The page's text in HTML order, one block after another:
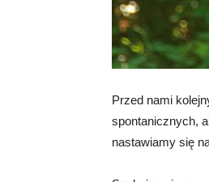
Przed nami
spontanicznych,
nastawiamy się